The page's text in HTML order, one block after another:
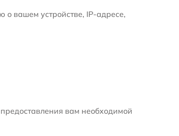
вашем устройстве, IP-адресе,
вам необходимой